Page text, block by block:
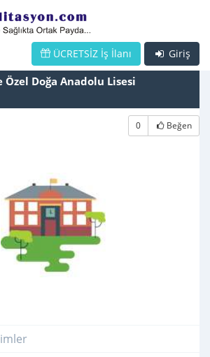
Giriş
ÜCRETSİZ İş İlanı
Özel Doğa Anadolu Lisesi
0 Beğen